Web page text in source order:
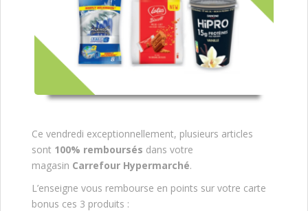
Ce vendredi exceptionnellement, plusieurs articles
sont 100% remboursés dans votre
magasin Carrefour Hypermarché.
L’enseigne vous rembourse en points sur votre carte
bonus ces 3 produits :